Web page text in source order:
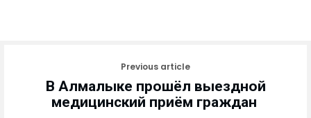
Previous article
В Алмалыке прошёл выездной
медицинский приём граждан